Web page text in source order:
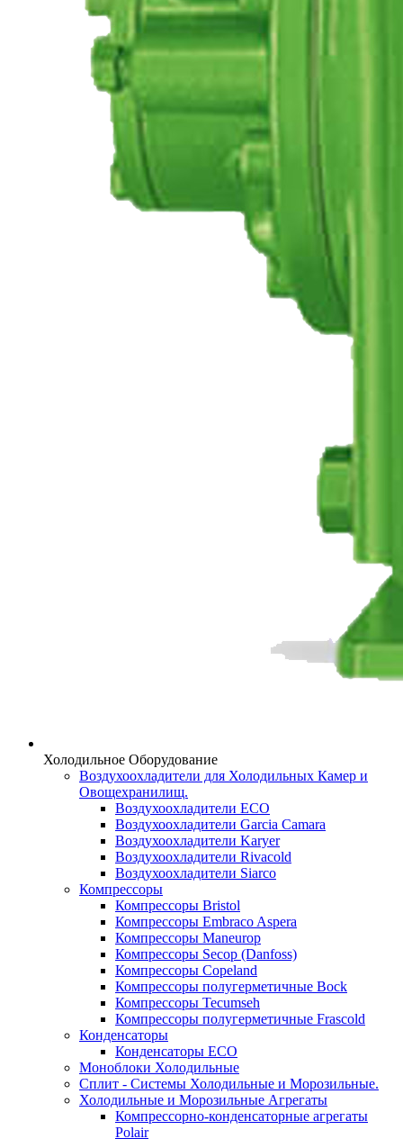
Холодильное Оборудование
Воздухоохладители для Холодильных Камер и
Овощехранилищ.
Воздухоохладители ECO
Воздухоохладители Garcia Camara
Воздухоохладители Karyer
Воздухоохладители Rivacold
Воздухоохладители Siarco
Компрессоры
Компрессоры Bristol
Компрессоры Embraco Aspera
Компрессоры Maneurop
Компрессоры Secop (Danfoss)
Компрессоры Copeland
Компрессоры полугерметичные Bock
Компрессоры Tecumseh
Компрессоры полугерметичные Frascold
Конденсаторы
Конденсаторы ECO
Моноблоки Холодильные
Сплит - Системы Холодильные и Морозильные.
Холодильные и Морозильные Агрегаты
Компрессорно-конденсаторные агрегаты
Polair